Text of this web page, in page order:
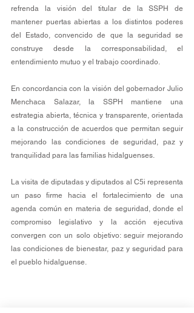
refrenda la visión del titular de la SSPH de
mantener puertas abiertas a los distintos poderes
del Estado, convencido de que la seguridad se
construye desde la corresponsabilidad, el
entendimiento mutuo y el trabajo coordinado.
En concordancia con la visión del gobernador Julio
Menchaca Salazar, la SSPH mantiene una
estrategia abierta, técnica y transparente, orientada
a la construcción de acuerdos que permitan seguir
mejorando las condiciones de seguridad, paz y
tranquilidad para las familias hidalguenses.
La visita de diputadas y diputados al C5i representa
un paso firme hacia el fortalecimiento de una
agenda común en materia de seguridad, donde el
compromiso legislativo y la acción ejecutiva
convergen con un solo objetivo: seguir mejorando
las condiciones de bienestar, paz y seguridad para
el pueblo hidalguense.